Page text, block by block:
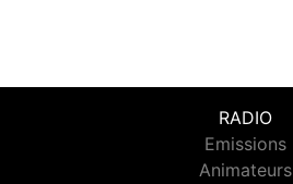
RADIO
Emissions
Animateurs